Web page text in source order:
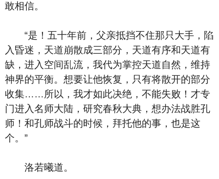
敢相信。
“是！五十年前，父亲抵挡不住那只大手，陷
入昏迷，天道崩散成三部分，天道有序和天道有
缺，进入空间乱流，我代为掌控天道自然，维持
神界的平衡。想要让他恢复，只有将散开的部分
收集……所以，我才如此决绝，不能失败！才专
门进入名师大陆，研究春秋大典，想办法战胜孔
师！和孔师战斗的时候，拜托他的事，也是这
个。”
洛若曦道。